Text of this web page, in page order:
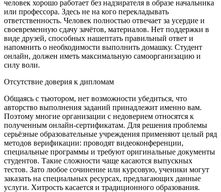
человек хорошо работает без надзирателя в образе начальника
или профессора. Здесь не на кого перекладывать
ответственность. Человек полностью отвечает за усердие и
своевременную сдачу зачётов, материалов. Нет поддержки в
виде друзей, способных нашептать правильный ответ и
напомнить о необходимости выполнить домашку. Студент
онлайн, должен иметь максимальную самоорганизацию и
силу воли.
Отсутствие доверия к дипломам
Общаясь с тьютором, нет возможности убедиться, что
авторство выполнения заданий принадлежит именно вам.
Поэтому многие организации с недоверием относятся к
полученным онлайн-сертификатам. Для решения проблемы
серьёзные образовательные учреждения применяют целый ряд
методов верификации: проводят видеоконференции,
специальные программы и требуют оригинальные документы
студентов. Такие сложности чаще касаются выпускных
тестов. Зато любое сочинение или курсовую, ученики могут
заказать на специальных ресурсах, предлагающих данные
услуги. Хитрость касается и традиционного образования.